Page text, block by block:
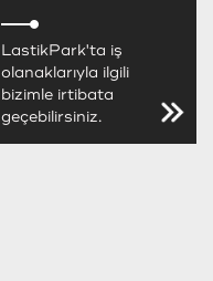
LastikPark'ta iş
olanaklarıyla ilgili
bizimle irtibata
geçebilirsiniz.